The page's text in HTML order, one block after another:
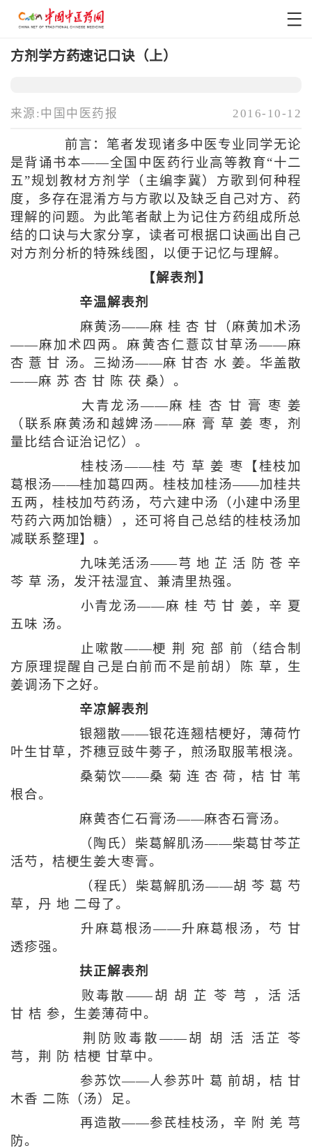
方剂学方药速记口诀（上）
来源:中国中医药报 2016-10-12
前言：笔者发现诸多中医专业同学无论
是背诵书本——全国中医药行业高等教育“十二
五”规划教材方剂学（主编李冀）方歌到何种程
度，多存在混淆方与方歌以及缺乏自己对方、药
理解的问题。为此笔者献上为记住方药组成所总
结的口诀与大家分享，读者可根据口诀画出自己
对方剂分析的特殊线图，以便于记忆与理解。
【解表剂】
辛温解表剂
麻黄汤——麻 桂 杏 甘（麻黄加术汤
——麻加术四两。麻黄杏仁薏苡甘草汤——麻
杏 薏 甘 汤。三拗汤——麻 甘杏 水 姜。华盖散
——麻 苏 杏 甘 陈 茯 桑）。
大青龙汤——麻 桂 杏 甘 膏 枣 姜
（联系麻黄汤和越婢汤——麻 膏 草 姜 枣，剂
量比结合证治记忆）。
桂枝汤——桂 芍 草 姜 枣【桂枝加
葛根汤——桂加葛四两。桂枝加桂汤——加桂共
五两，桂枝加芍药汤，芍六建中汤（小建中汤里
芍药六两加饴糖），还可将自己总结的桂枝汤加
减联系整理】。
九味羌活汤——芎 地 芷 活 防 苍 辛
芩 草 汤，发汗祛湿宜、兼清里热强。
小青龙汤——麻 桂 芍 甘 姜，辛 夏
五味 汤。
止嗽散——梗 荆 宛 部 前（结合制
方原理提醒自己是白前而不是前胡）陈 草，生
姜调汤下之好。
辛凉解表剂
银翘散——银花连翘桔梗好，薄荷竹
叶生甘草，芥穗豆豉牛蒡子，煎汤取服苇根浇。
桑菊饮——桑 菊 连 杏 荷，桔 甘 苇
根合。
麻黄杏仁石膏汤——麻杏石膏汤。
（陶氏）柴葛解肌汤——柴葛甘芩芷
活芍，桔梗生姜大枣膏。
（程氏）柴葛解肌汤——胡 芩 葛 芍
草，丹 地 二母了。
升麻葛根汤——升麻葛根汤，芍 甘
透疹强。
扶正解表剂
败毒散——胡 胡 芷 苓 芎 ，活 活
甘 桔 参，生姜薄荷中。
荆防败毒散——胡 胡 活 活芷 苓
芎，荆 防 桔梗 甘草中。
参苏饮——人参苏叶 葛 前胡，桔 甘
木香 二陈（汤）足。
再造散——参芪桂枝汤，辛 附 羌 芎
防。